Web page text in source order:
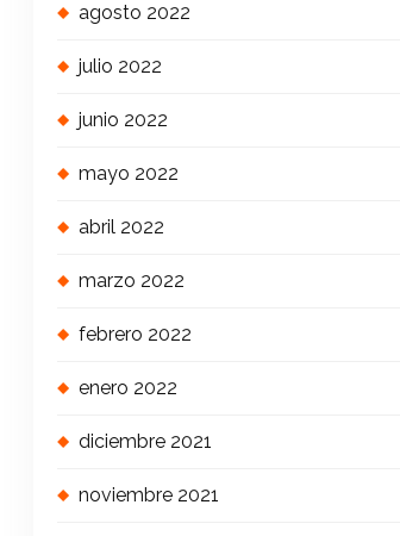
agosto 2022
julio 2022
junio 2022
mayo 2022
abril 2022
marzo 2022
febrero 2022
enero 2022
diciembre 2021
noviembre 2021